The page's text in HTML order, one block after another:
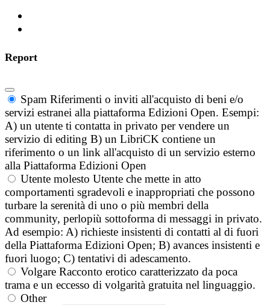
Report
Spam Riferimenti o inviti all'acquisto di beni e/o
servizi estranei alla piattaforma Edizioni Open. Esempi:
A) un utente ti contatta in privato per vendere un
servizio di editing B) un LibriCK contiene un
riferimento o un link all'acquisto di un servizio esterno
alla Piattaforma Edizioni Open
Utente molesto Utente che mette in atto
comportamenti sgradevoli e inappropriati che possono
turbare la serenità di uno o più membri della
community, perlopiù sottoforma di messaggi in privato.
Ad esempio: A) richieste insistenti di contatti al di fuori
della Piattaforma Edizioni Open; B) avances insistenti e
fuori luogo; C) tentativi di adescamento.
Volgare Racconto erotico caratterizzato da poca
trama e un eccesso di volgarità gratuita nel linguaggio.
Other